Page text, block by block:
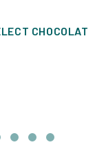
CHOCOLAT